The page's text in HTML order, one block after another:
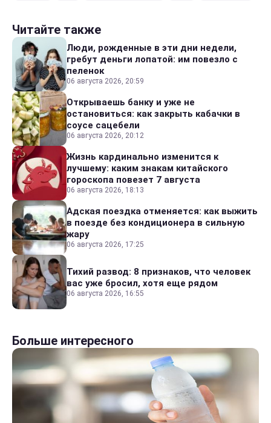
Читайте также
Люди, рожденные в эти дни недели,
гребут деньги лопатой: им повезло с
пеленок
06 августа 2026, 20:59
Открываешь банку и уже не
остановиться: как закрыть кабачки в
соусе сацебели
06 августа 2026, 20:12
Жизнь кардинально изменится к
лучшему: каким знакам китайского
гороскопа повезет 7 августа
06 августа 2026, 18:13
Адская поездка отменяется: как выжить
в поезде без кондиционера в сильную
жару
06 августа 2026, 17:25
Тихий развод: 8 признаков, что человек
вас уже бросил, хотя еще рядом
06 августа 2026, 16:55
Больше интересного